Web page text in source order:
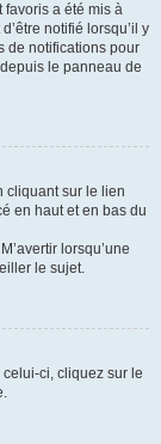
favoris a été mis à
notifié lorsqu’il y
de notifications pour
le panneau de
cliquant sur le lien
en haut et en bas du
lorsqu’une
le sujet.
ci, cliquez sur le